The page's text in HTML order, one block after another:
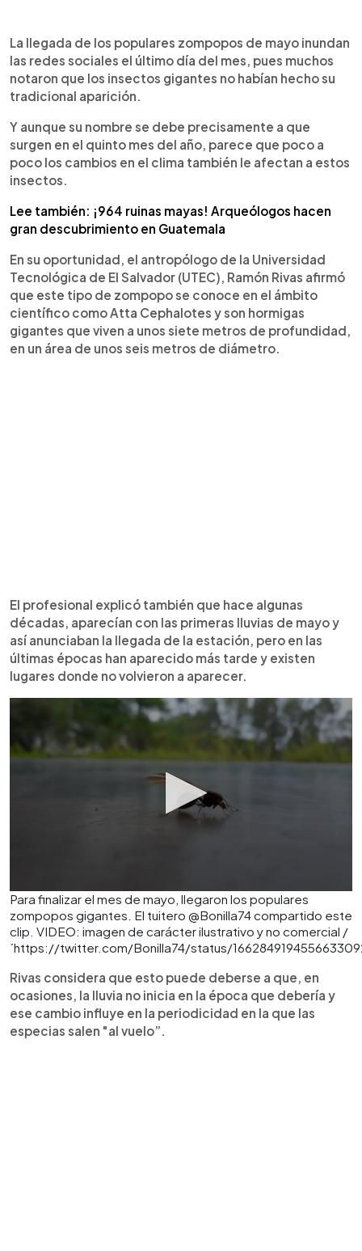
Escuchar artículo
La llegada de los populares zompopos de mayo inundan
las redes sociales el último día del mes, pues muchos
notaron que los insectos gigantes no habían hecho su
tradicional aparición.
Y aunque su nombre se debe precisamente a que
surgen en el quinto mes del año, parece que poco a
poco los cambios en el clima también le afectan a estos
insectos.
Lee también: ¡964 ruinas mayas! Arqueólogos hacen
gran descubrimiento en Guatemala
En su oportunidad, el antropólogo de la Universidad
Tecnológica de El Salvador (UTEC), Ramón Rivas afirmó
que este tipo de zompopo se conoce en el ámbito
científico como Atta Cephalotes y son hormigas
gigantes que viven a unos siete metros de profundidad,
en un área de unos seis metros de diámetro.
El profesional explicó también que hace algunas
décadas, aparecían con las primeras lluvias de mayo y
así anunciaban la llegada de la estación, pero en las
últimas épocas han aparecido más tarde y existen
lugares donde no volvieron a aparecer.
Para finalizar el mes de mayo, llegaron los populares
zompopos gigantes. El tuitero @Bonilla74 compartido este
clip. VIDEO: imagen de carácter ilustrativo y no comercial /
´https://twitter.com/Bonilla74/status/
Rivas considera que esto puede deberse a que, en
ocasiones, la lluvia no inicia en la época que debería y
ese cambio influye en la periodicidad en la que las
especias salen "al vuelo”.